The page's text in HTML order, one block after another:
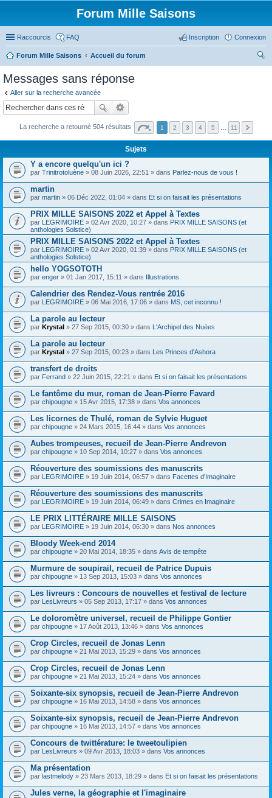
Forum Mille Saisons
Raccourcis FAQ Connexion
Inscription
Forum Mille Saisons
Accueil du forum
Messages sans réponse
Aller sur la recherche avancée
La recherche a retourné 504 résultats 1 2 3 4 5 11
Sujets
Y a encore quelqu'un ici ?
par Trinitrotoluène » 08 Juin 2026, 22:51 » dans Parlez-nous de vous !
martin
par martin » 06 Déc 2022, 01:04 » dans Et si on faisait les présentations
PRIX MILLE SAISONS 2022 et Appel à Textes
par LEGRIMOIRE » 02 Avr 2020, 10:27 » dans PRIX MILLE SAISONS (et
anthologies Solstice)
PRIX MILLE SAISONS 2022 et Appel à Textes
par LEGRIMOIRE » 02 Avr 2020, 01:39 » dans PRIX MILLE SAISONS (et
anthologies Solstice)
hello YOGSOTOTH
par enger » 01 Jan 2017, 15:11 » dans Illustrations
Calendrier des Rendez-Vous rentrée 2016
par LEGRIMOIRE » 06 Mai 2016, 17:06 » dans MS, cet inconnu !
La parole au lecteur
par Krystal » 27 Sep 2015, 00:30 » dans L'Archipel des Nuées
La parole au lecteur
par Krystal » 27 Sep 2015, 00:23 » dans Les Princes d'Ashora
transfert de droits
par Ferrand » 22 Juin 2015, 22:21 » dans Et si on faisait les présentations
Le fantôme du mur, roman de Jean-Pierre Favard
par chipougne » 15 Avr 2015, 17:38 » dans Vos annonces
Les licornes de Thulé, roman de Sylvie Huguet
par chipougne » 24 Mars 2015, 16:44 » dans Vos annonces
Aubes trompeuses, recueil de Jean-Pierre Andrevon
par chipougne » 10 Sep 2014, 10:27 » dans Vos annonces
Réouverture des soumissions des manuscrits
par LEGRIMOIRE » 19 Juin 2014, 06:57 » dans Facettes d'Imaginaire
Réouverture des soumissions des manuscrits
par LEGRIMOIRE » 19 Juin 2014, 06:49 » dans Crimes en Imaginaire
LE PRIX LITTÉRAIRE MILLE SAISONS
par LEGRIMOIRE » 19 Juin 2014, 06:30 » dans Nos annonces
Bloody Week-end 2014
par chipougne » 20 Mai 2014, 18:35 » dans Avis de tempête
Murmure de soupirail, recueil de Patrice Dupuis
par chipougne » 13 Sep 2013, 15:03 » dans Vos annonces
Les livreurs : Concours de nouvelles et festival de lecture
par LesLivreurs » 05 Sep 2013, 17:17 » dans Vos annonces
Le doloromètre universel, recueil de Philippe Gontier
par chipougne » 17 Août 2013, 13:46 » dans Vos annonces
Crop Circles, recueil de Jonas Lenn
par chipougne » 21 Mai 2013, 15:29 » dans Vos annonces
Crop Circles, recueil de Jonas Lenn
par chipougne » 21 Mai 2013, 15:24 » dans Vos annonces
Soixante-six synopsis, recueil de Jean-Pierre Andrevon
par chipougne » 16 Mai 2013, 14:58 » dans Vos annonces
Soixante-six synopsis, recueil de Jean-Pierre Andrevon
par chipougne » 16 Mai 2013, 14:57 » dans Vos annonces
Concours de twittérature: le tweetoulipien
par LesLivreurs » 09 Avr 2013, 18:03 » dans Vos annonces
Ma présentation
par lastmelody » 23 Mars 2013, 18:29 » dans Et si on faisait les présentations
Jules verne, la géographie et l'imaginaire